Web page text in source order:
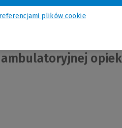
ambulatoryjnej
plików cookie